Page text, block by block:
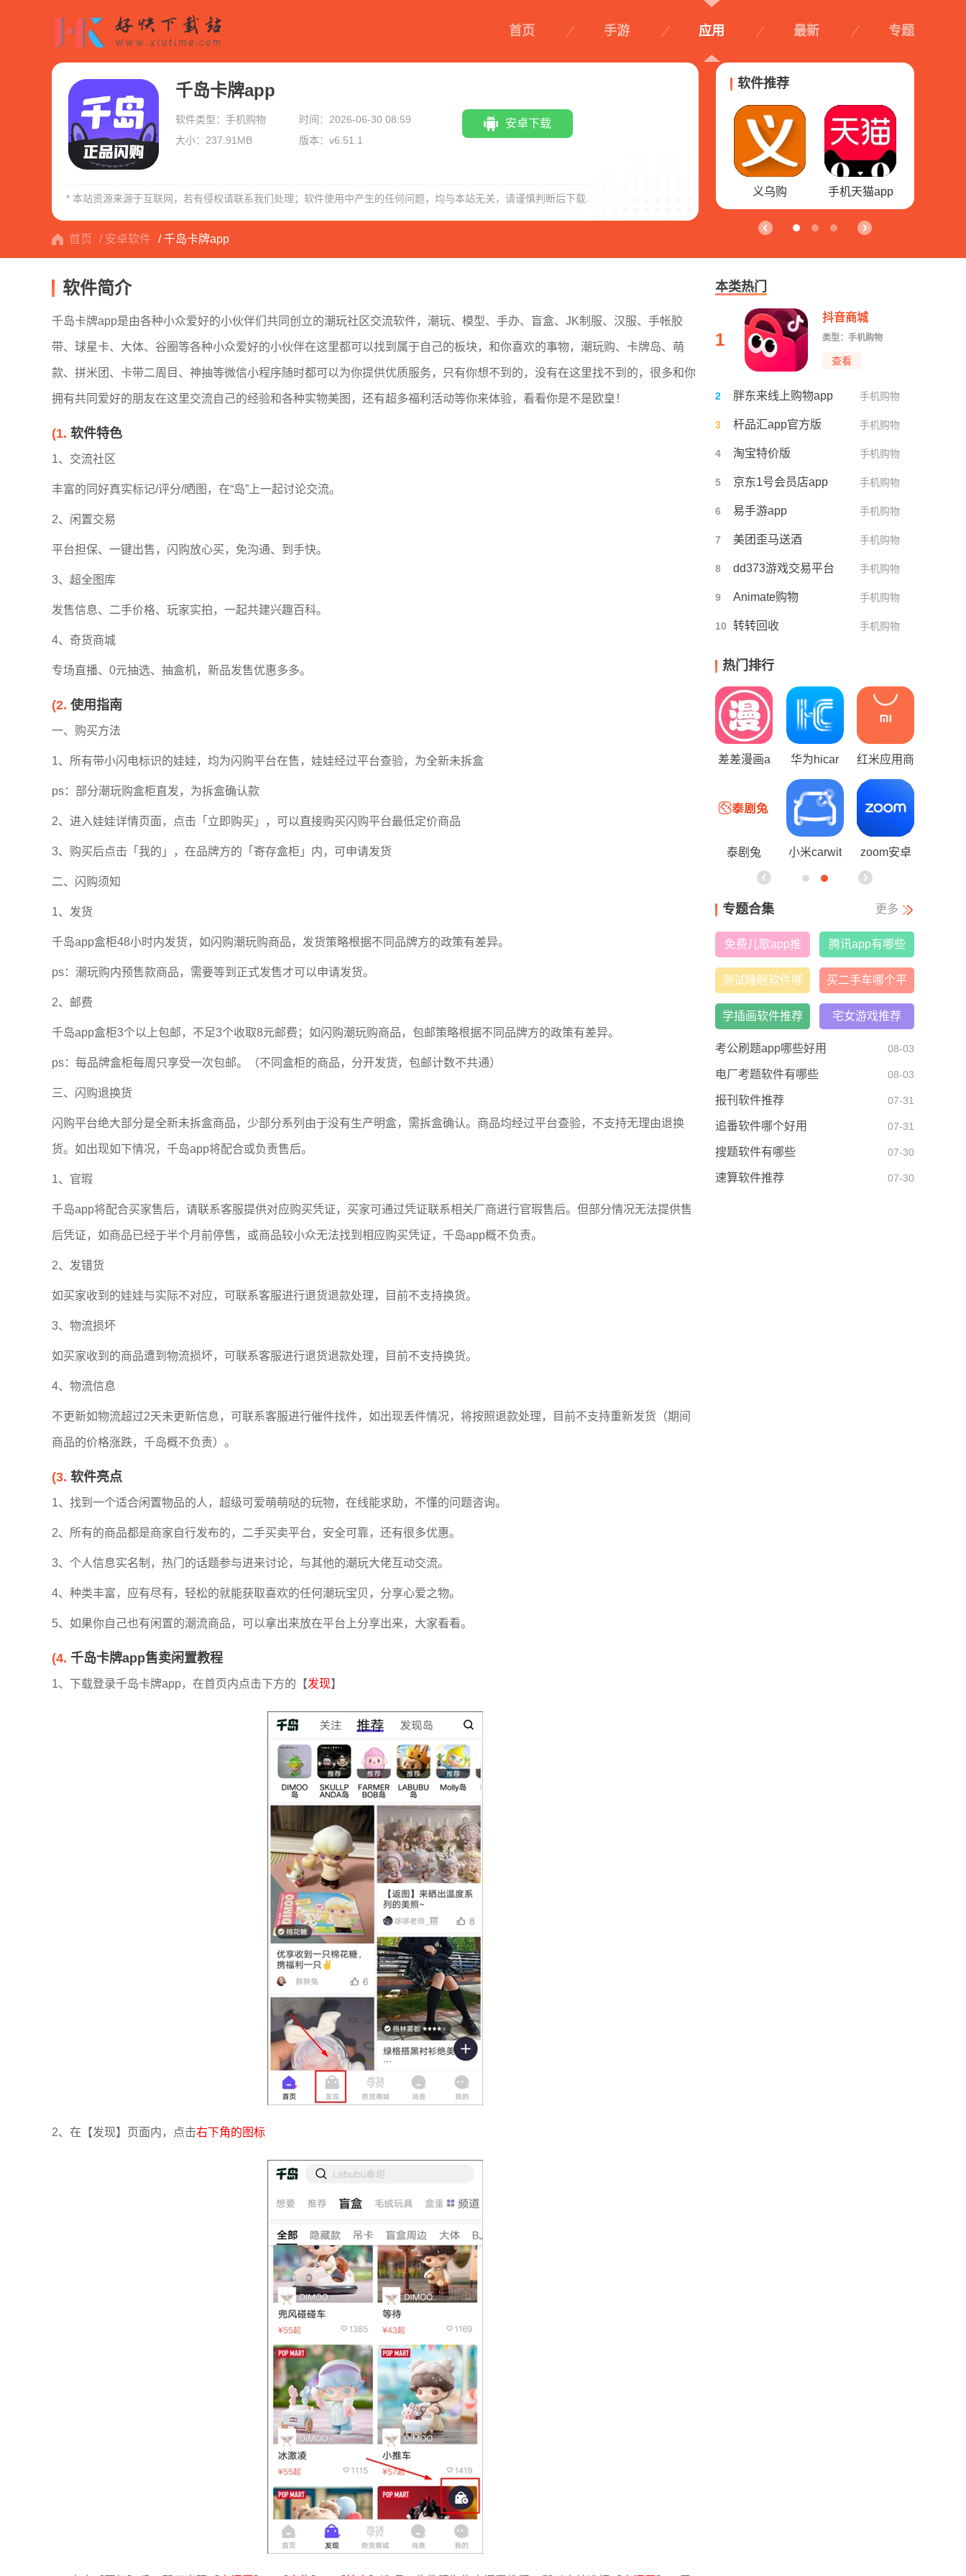
首页 手游 应用 最新 专题
千岛卡牌app
软件类型：手机购物
时间：2026-06-30 08:59
大小：237.91MB
版本：v6.51.1
安卓下载
* 本站资源来源于互联网，若有侵权请联系我们处理；软件使用中产生的任何问题，均与本站无关，请谨慎判断后下载.
软件推荐
每日一淘 萌推 义乌购 手机天猫app 天猫商城 麦德龙app 每日一淘 义乌购 手机天猫app
首页 / 安卓软件 / 千岛卡牌app
软件简介
千岛卡牌app是由各种小众爱好的小伙伴们共同创立的潮玩社区交流软件，潮玩、模型、手办、盲盒、JK制服、汉服、手帐胶
带、球星卡、大体、谷圈等各种小众爱好的小伙伴在这里都可以找到属于自己的板块，和你喜欢的事物，潮玩购、卡牌岛、萌
款、拼米团、卡带二周目、神抽等微信小程序随时都可以为你提供优质服务，只有你想不到的，没有在这里找不到的，很多和你
拥有共同爱好的朋友在这里交流自己的经验和各种实物美图，还有超多福利活动等你来体验，看看你是不是欧皇！
(1. 软件特色
1、交流社区
丰富的同好真实标记/评分/晒图，在“岛”上一起讨论交流。
2、闲置交易
平台担保、一键出售，闪购放心买，免沟通、到手快。
3、超全图库
发售信息、二手价格、玩家实拍，一起共建兴趣百科。
4、奇货商城
专场直播、0元抽选、抽盒机，新品发售优惠多多。
(2. 使用指南
一、购买方法
1、所有带小闪电标识的娃娃，均为闪购平台在售，娃娃经过平台查验，为全新未拆盒
ps：部分潮玩购盒柜直发，为拆盒确认款
2、进入娃娃详情页面，点击「立即购买」，可以直接购买闪购平台最低定价商品
3、购买后点击「我的」，在品牌方的「寄存盒柜」内，可申请发货
二、闪购须知
1、发货
千岛app盒柜48小时内发货，如闪购潮玩购商品，发货策略根据不同品牌方的政策有差异。
ps：潮玩购内预售款商品，需要等到正式发售才可以申请发货。
2、邮费
千岛app盒柜3个以上包邮，不足3个收取8元邮费；如闪购潮玩购商品，包邮策略根据不同品牌方的政策有差异。
ps：每品牌盒柜每周只享受一次包邮。（不同盒柜的商品，分开发货，包邮计数不共通）
三、闪购退换货
闪购平台绝大部分是全新未拆盒商品，少部分系列由于没有生产明盒，需拆盒确认。商品均经过平台查验，不支持无理由退换
货。如出现如下情况，千岛app将配合或负责售后。
1、官瑕
千岛app将配合买家售后，请联系客服提供对应购买凭证，买家可通过凭证联系相关厂商进行官瑕售后。但部分情况无法提供售
后凭证，如商品已经于半个月前停售，或商品较小众无法找到相应购买凭证，千岛app概不负责。
2、发错货
如买家收到的娃娃与实际不对应，可联系客服进行退货退款处理，目前不支持换货。
3、物流损坏
如买家收到的商品遭到物流损坏，可联系客服进行退货退款处理，目前不支持换货。
4、物流信息
不更新如物流超过2天未更新信息，可联系客服进行催件找件，如出现丢件情况，将按照退款处理，目前不支持重新发货（期间
商品的价格涨跌，千岛概不负责）。
(3. 软件亮点
1、找到一个适合闲置物品的人，超级可爱萌萌哒的玩物，在线能求助，不懂的问题咨询。
2、所有的商品都是商家自行发布的，二手买卖平台，安全可靠，还有很多优惠。
3、个人信息实名制，热门的话题参与进来讨论，与其他的潮玩大佬互动交流。
4、种类丰富，应有尽有，轻松的就能获取喜欢的任何潮玩宝贝，分享心爱之物。
5、如果你自己也有闲置的潮流商品，可以拿出来放在平台上分享出来，大家看看。
(4. 千岛卡牌app售卖闲置教程
1、下载登录千岛卡牌app，在首页内点击下方的【发现】
2、在【发现】页面内，点击右下角的图标
本类热门
1
抖音商城
类型：手机购物
查看
2 胖东来线上购物app 手机购物
3 杆品汇app官方版 手机购物
4 淘宝特价版 手机购物
5 京东1号会员店app 手机购物
6 易手游app 手机购物
7 美团歪马送酒 手机购物
8 dd373游戏交易平台 手机购物
9 Animate购物 手机购物
10 转转回收 手机购物
热门排行
差差漫画a 华为hicar 红米应用商
泰剧兔 小米carwit
差差漫画a 华为hicar
车机安装包
红米应用商
泰剧兔 小米carwit
h车机安装
zoom安卓
专题合集 更多
免费儿歌app推
荐
腾讯app有哪些
测试睡眠软件哪
个好
买二手车哪个平
台好
学插画软件推荐
宅女游戏推荐
考公刷题app哪些好用 08-03
电厂考题软件有哪些 08-03
报刊软件推荐 07-31
追番软件哪个好用 07-31
搜题软件有哪些 07-30
速算软件推荐 07-30